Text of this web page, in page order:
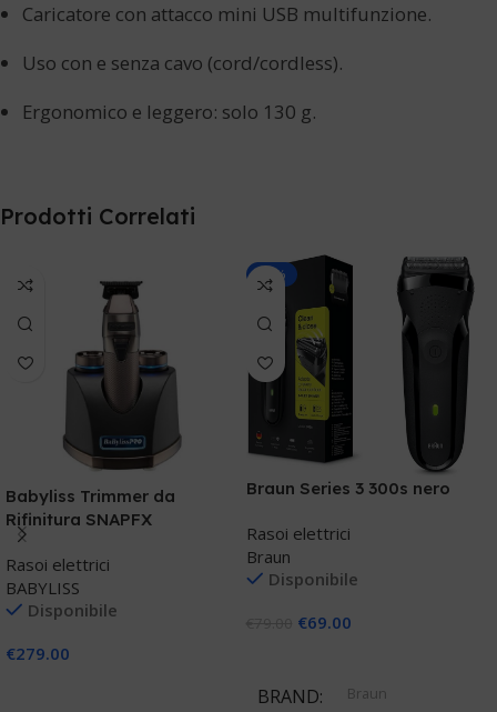
Caricatore con attacco mini USB multifunzione.
Uso con e senza cavo (cord/cordless).
Ergonomico e leggero: solo 130 g.
Prodotti Correlati
Babyliss Trimmer da
Rifinitura SNAPFX
Rasoi elettrici
BABYLISS
Disponibile
€279.00
-13%
Braun Series 3 300s nero
Rasoi elettrici
Braun
Disponibile
€69.00
BRAND Braun